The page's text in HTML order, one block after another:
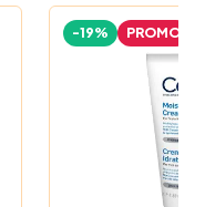
-19% PROMO